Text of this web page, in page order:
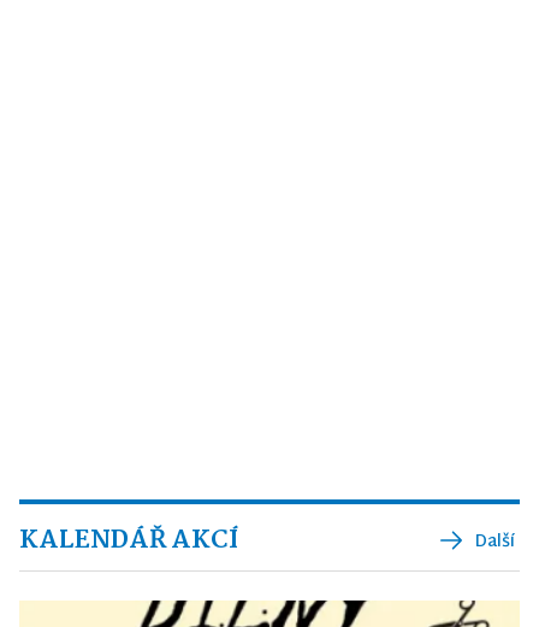
KALENDÁŘ AKCÍ Další